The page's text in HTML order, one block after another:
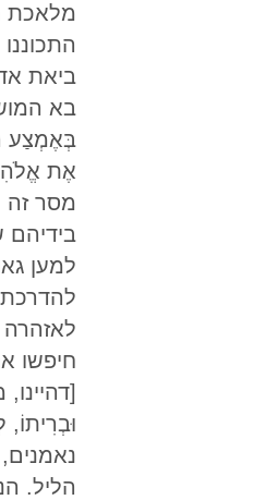
מלאכת
ביאת
בא
בְּאֶמְצַע
מסר זה
למען
להדרכת
חיפשו
הליל.